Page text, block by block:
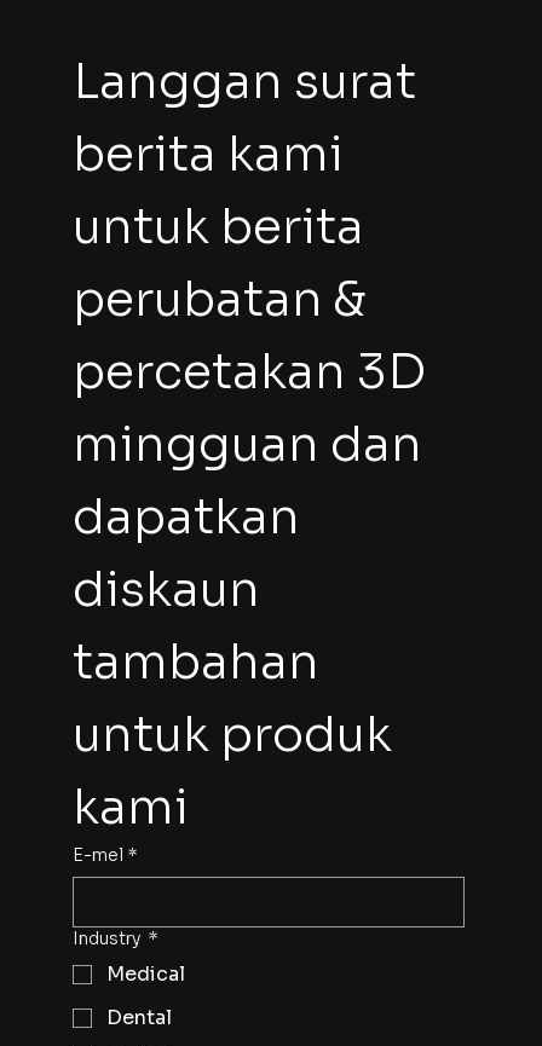
Langgan surat
berita kami
untuk berita
perubatan &
percetakan 3D
mingguan dan
dapatkan
diskaun
tambahan
untuk produk
kami
E-mel *
Industry *
Medical
Dental